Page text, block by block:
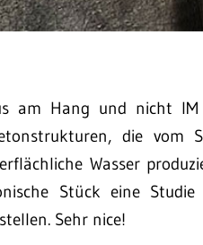
am Hang und nicht IM
die vom
Wasser
Stück eine
Sehr nice!